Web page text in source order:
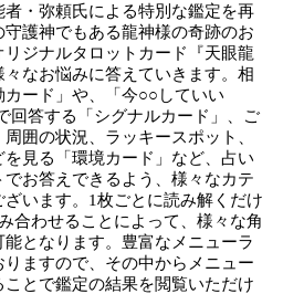
・弥頼氏による特別な鑑定を再
護神でもある龍神様の奇跡のお
ジナルタロットカード『天眼龍
なお悩みに答えていきます。相
ード」や、「今○○していい
回答する「シグナルカード」、ご
囲の状況、ラッキースポット、
見る「環境カード」など、占い
お答えできるよう、様々なカテ
います。1枚ごとに読み解くだけ
合わせることによって、様々な角
となります。豊富なメニューラ
ますので、その中からメニュー
とで鑑定の結果を閲覧いただけ